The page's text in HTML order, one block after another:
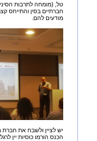
טל, (מומחה לתרבות
חברתיים בסין והתייחס
מודעים להם.
יש לציין ולשבח את
הכנס הורמו כוסיות יין